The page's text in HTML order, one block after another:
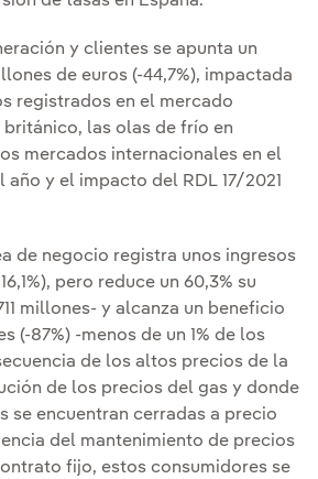
y clientes se apunta un
de euros (-44,7%), impactada
registrados en el mercado
las olas de frío en
mercados internacionales en el
y el impacto del RDL 17/2021
de negocio registra unos ingresos
pero reduce un 60,3% su
millones- y alcanza un beneficio
(-87%) -menos de un 1% de los
de los altos precios de la
de los precios del gas y donde
se encuentran cerradas a precio
del mantenimiento de precios
fijo, estos consumidores se